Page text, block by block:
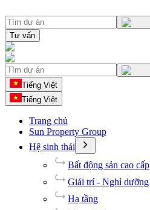
Tư vấn
Tiếng Việt
Tiếng Việt
Trang chủ
Sun Property Group
Hệ sinh thái
Bất động sản cao cấp
Giải trí - Nghỉ dưỡng
Hạ tầng